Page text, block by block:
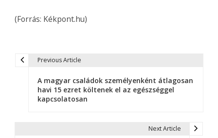
(Forrás: Kékpont.hu)
Previous Article
A magyar családok személyenként átlagosan
havi 15 ezret költenek el az egészséggel
kapcsolatosan
Next Article